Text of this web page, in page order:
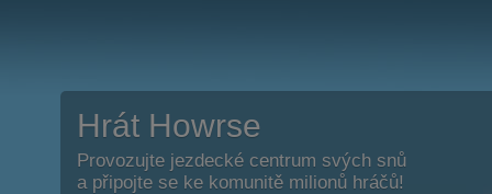
Hrát Howrse
Provozujte jezdecké centrum svých snů
a připojte se ke komunitě milionů hráčů!